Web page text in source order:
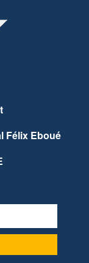
Félix Eboué